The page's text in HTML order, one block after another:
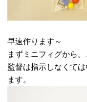
早速作ります～
まずミニフィグから
監督は指示しなくて
ます。